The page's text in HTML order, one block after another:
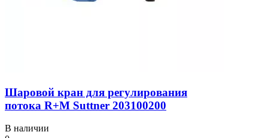
Шаровой кран для регулирования
потока R+M Suttner 203100200
В наличии